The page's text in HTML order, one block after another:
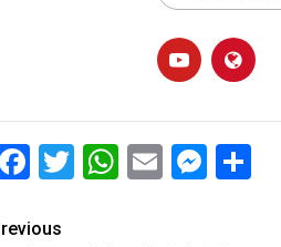
Facebook
Twitter
WhatsApp
Email